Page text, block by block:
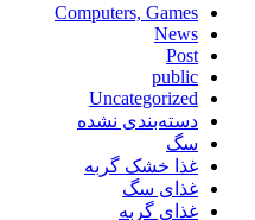
Computers, Games
News
Post
public
Uncategorized
دسته‌بندی نشده
سگ
غذا خشک گربه
غذای سگ
غذای گربه